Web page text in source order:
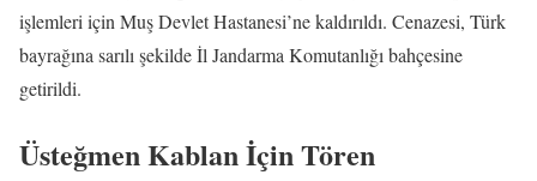
işlemleri için Muş Devlet Hastanesi’ne kaldırıldı. Cenazesi, Türk
bayrağına sarılı şekilde İl Jandarma Komutanlığı bahçesine
getirildi.
Üsteğmen Kablan İçin Tören